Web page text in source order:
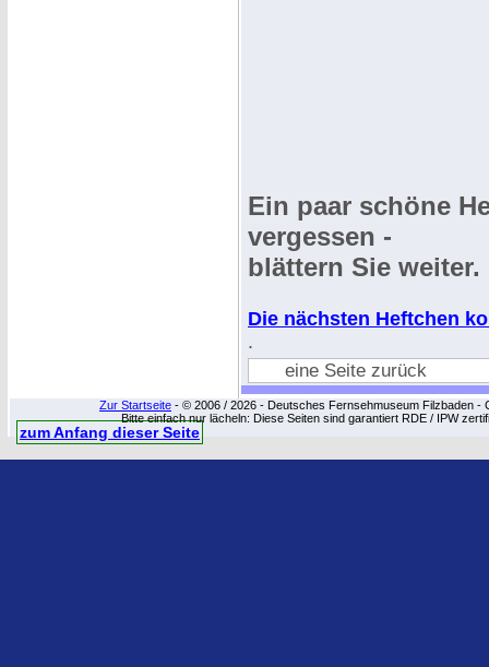
Ein paar schöne
vergessen -
blättern Sie weiter.
Die nächsten Heftchen
.
eine Seite zurück
Zur Startseite - © 2006 / 2026 - Deutsches Fernsehmuseum Filzbaden -
Bitte einfach nur lächeln: Diese Seiten sind garantiert RDE / IPW
zum Anfang dieser Seite